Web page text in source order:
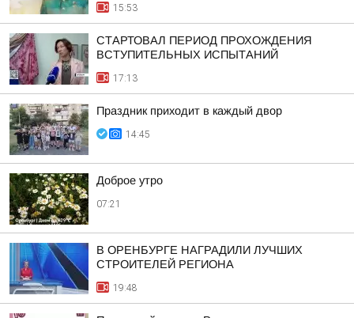
15:53
СТАРТОВАЛ ПЕРИОД ПРОХОЖДЕНИЯ
ВСТУПИТЕЛЬНЫХ ИСПЫТАНИЙ
17:13
Праздник приходит в каждый двор
14:45
Доброе утро
07:21
В ОРЕНБУРГЕ НАГРАДИЛИ ЛУЧШИХ
СТРОИТЕЛЕЙ РЕГИОНА
19:48